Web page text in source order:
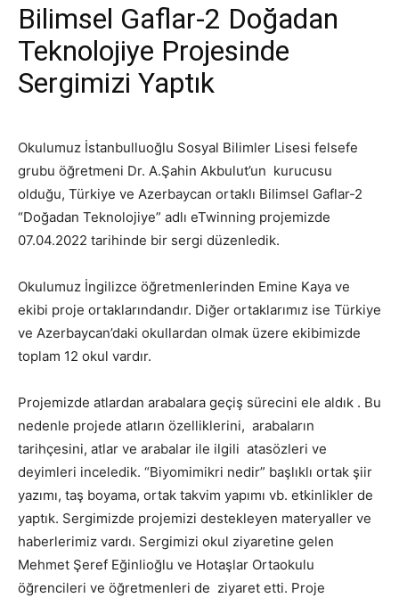
Bilimsel Gaflar-2 Doğadan
Teknolojiye Projesinde
Sergimizi Yaptık
Okulumuz İstanbulluoğlu Sosyal Bilimler Lisesi felsefe
grubu öğretmeni Dr. A.Şahin Akbulut’un kurucusu
olduğu, Türkiye ve Azerbaycan ortaklı Bilimsel Gaflar-2
“Doğadan Teknolojiye” adlı eTwinning projemizde
07.04.2022 tarihinde bir sergi düzenledik.
Okulumuz İngilizce öğretmenlerinden Emine Kaya ve
ekibi proje ortaklarındandır. Diğer ortaklarımız ise Türkiye
ve Azerbaycan’daki okullardan olmak üzere ekibimizde
toplam 12 okul vardır.
Projemizde atlardan arabalara geçiş sürecini ele aldık . Bu
nedenle projede atların özelliklerini, arabaların
tarihçesini, atlar ve arabalar ile ilgili atasözleri ve
deyimleri inceledik. “Biyomimikri nedir” başlıklı ortak şiir
yazımı, taş boyama, ortak takvim yapımı vb. etkinlikler de
yaptık. Sergimizde projemizi destekleyen materyaller ve
haberlerimiz vardı. Sergimizi okul ziyaretine gelen
Mehmet Şeref Eğinlioğlu ve Hotaşlar Ortaokulu
öğrencileri ve öğretmenleri de ziyaret etti. Proje